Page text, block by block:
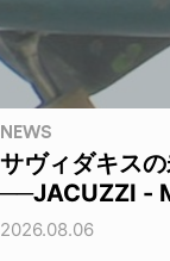
NEWS
サヴィダキス
──JACUZZI -
2026.08.06